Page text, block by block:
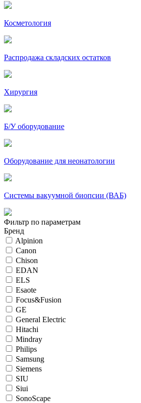
Косметология
Распродажа складских остатков
Хирургия
Б/У оборудование
Оборудование для неонатологии
Системы вакуумной биопсии (ВАБ)
Фильтр по параметрам
Бренд
Alpinion
Canon
Chison
EDAN
ELS
Esaote
Focus&Fusion
GE
General Electric
Hitachi
Mindray
Philips
Samsung
Siemens
SIU
Siui
SonoScape